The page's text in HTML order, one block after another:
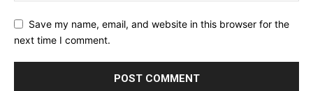
Save my name, email, and website in this browser for the
next time I comment.